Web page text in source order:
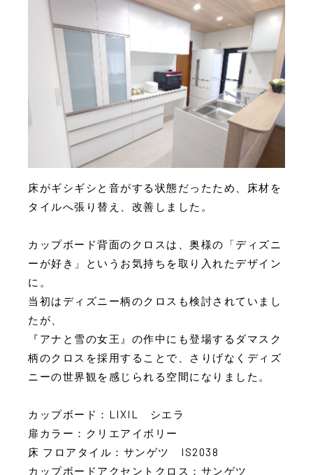
床がギシギシと音がする状態だったため、床材を
タイルへ張り替え、改善しました。
カップボード背面のクロスは、奥様の「ディズニ
ーが好き」というお気持ちを取り入れたデザイン
に。
当初はディズニー柄のクロスも検討されていまし
たが、
『アナと雪の女王』の作中にも登場するダマスク
柄のクロスを採用することで、さりげなくディズ
ニーの世界観を感じられる空間になりました。
カップボード：LIXIL シエラ
扉カラー：クリエアイボリー
床 フロアタイル：サンゲツ IS2038
カップボードアクセントクロス：サンゲツ